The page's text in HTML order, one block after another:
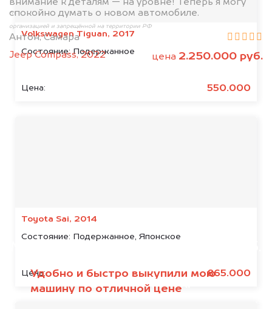
Volkswagen Tiguan, 2017
Состояние:Подержанное
Цена: 550.000
Toyota Sai, 2014
Состояние: Подержанное, Японское
Цена: 865.000
внимание к деталям — на уровне! Теперь я могу
спокойно думать о новом автомобиле.
Антон, Самара
Jeep Compass, 2022
цена 2.250.000 руб.
Удобно и быстро выкупили мою
машину по отличной цене
*принадлежит компании Meta Platforms, Inc., признанной экстремистской
организацией и запрещённой на территории РФ
дороже, чем предлагают на
автоаукционах.